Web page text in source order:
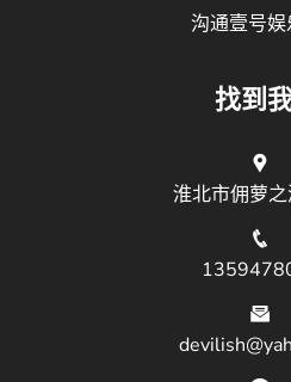
沟通壹号
找到
淮北市佣萝